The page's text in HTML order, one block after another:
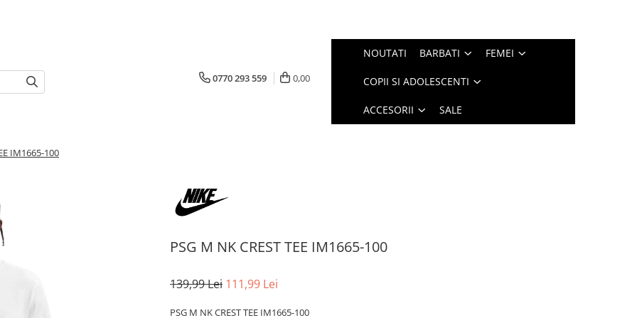
0770 293 559 0,00
NOUTATI BARBATI FEMEI
COPII SI ADOLESCENTI
ACCESORII SALE
IM1665-100
PSG M NK CREST TEE IM1665-100
139,99 Lei 111,99 Lei
PSG M NK CREST TEE IM1665-100